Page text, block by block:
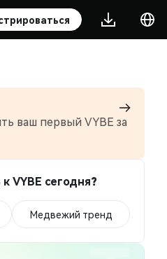
ваш первый VYBE за
VYBE сегодня?
Медвежий тренд